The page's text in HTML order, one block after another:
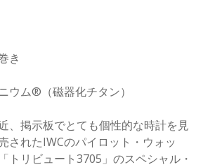
き
ウム®（磁器化チタン）
、掲示板でとても個性的な時計を見
されたIWCのパイロット・ウォッ
トリビュート3705」のスペシャル・